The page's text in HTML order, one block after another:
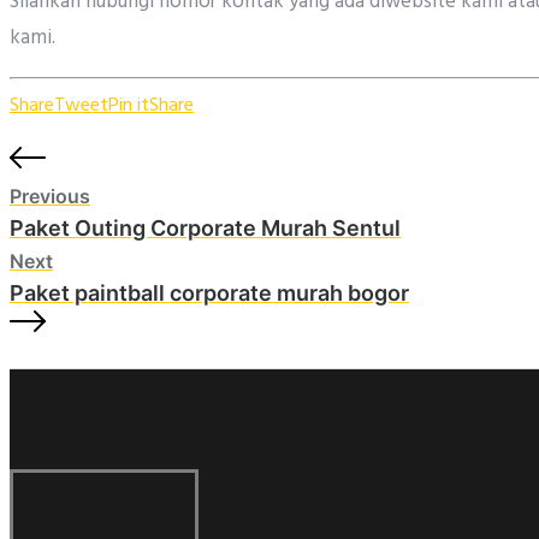
kami.
ShareTweetPin itShare
Previous
Paket Outing Corporate Murah Sentul
Next
Paket paintball corporate murah bogor